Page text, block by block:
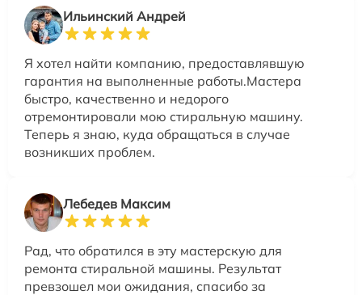
Ильинский Андрей
Я хотел найти компанию, предоставлявшую
гарантия на выполненные работы.Мастера
быстро, качественно и недорого
отремонтировали мою стиральную машину.
Теперь я знаю, куда обращаться в случае
возникших проблем.
Лебедев Максим
Рад, что обратился в эту мастерскую для
ремонта стиральной машины. Результат
превзошел мои ожидания, спасибо за